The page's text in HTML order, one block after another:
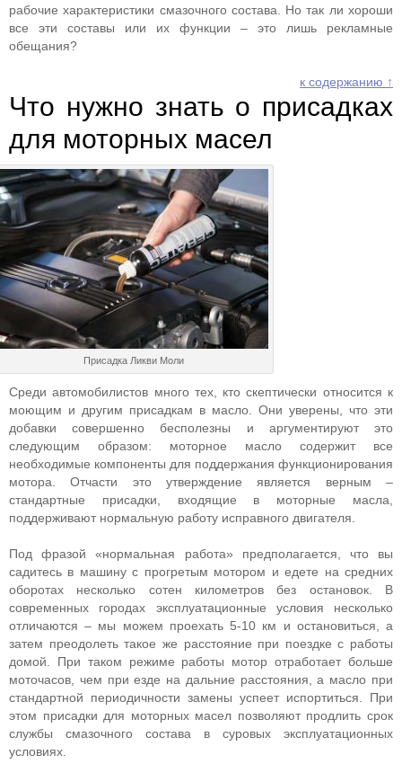
рабочие характеристики смазочного состава. Но так ли хороши
все эти составы или их функции – это лишь рекламные
обещания?
к содержанию ↑
Что нужно знать о присадках
для моторных масел
Присадка Ликви Моли
Среди автомобилистов много тех, кто скептически относится к
моющим и другим присадкам в масло. Они уверены, что эти
добавки совершенно бесполезны и аргументируют это
следующим образом: моторное масло содержит все
необходимые компоненты для поддержания функционирования
мотора. Отчасти это утверждение является верным –
стандартные присадки, входящие в моторные масла,
поддерживают нормальную работу исправного двигателя.
Под фразой «нормальная работа» предполагается, что вы
садитесь в машину с прогретым мотором и едете на средних
оборотах несколько сотен километров без остановок. В
современных городах эксплуатационные условия несколько
отличаются – мы можем проехать 5-10 км и остановиться, а
затем преодолеть такое же расстояние при поездке с работы
домой. При таком режиме работы мотор отработает больше
моточасов, чем при езде на дальние расстояния, а масло при
стандартной периодичности замены успеет испортиться. При
этом присадки для моторных масел позволяют продлить срок
службы смазочного состава в суровых эксплуатационных
условиях.